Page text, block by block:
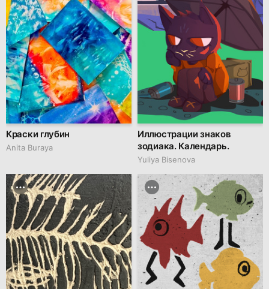
Краски глубин
Anita Buraya
Иллюстрации знаков
зодиака. Календарь.
Yuliya Bisenova